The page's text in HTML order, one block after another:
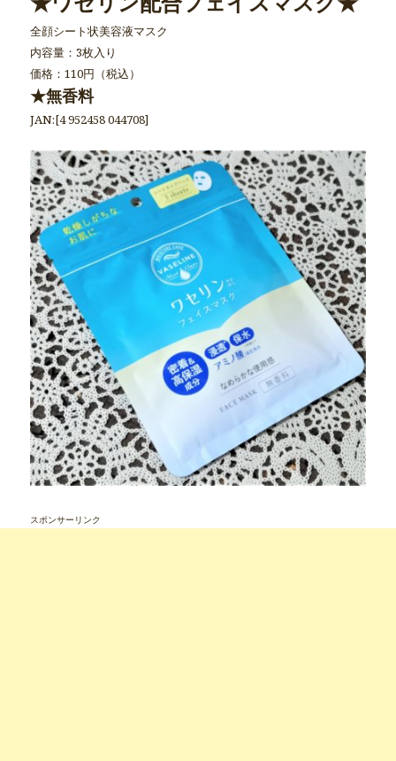
全顔シート状美容液マスク
内容量：3枚入り
価格：110円（税込）
★無香料
JAN:[4 952458 044708]
スポンサーリンク